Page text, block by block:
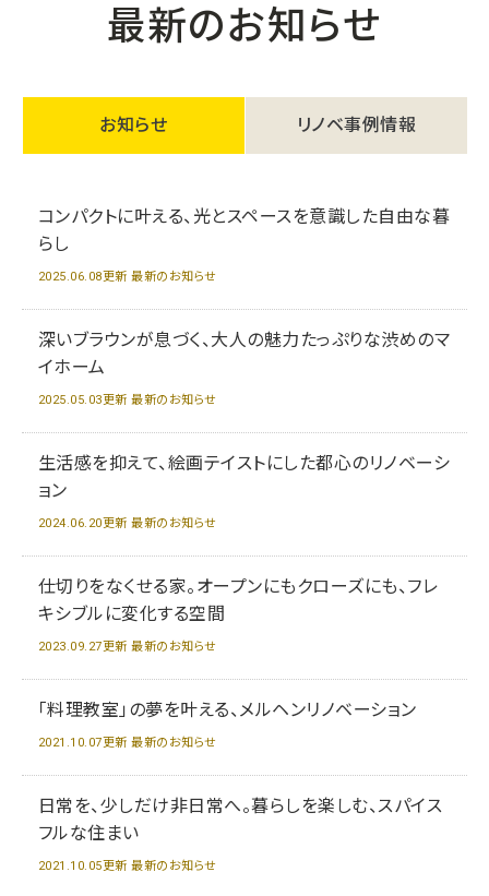
最新のお知らせ
お知らせ リノベ事例情報
コンパクトに叶える、光とスペースを意識した自由な暮
らし
2025.06.08更新 最新のお知らせ
深いブラウンが息づく、大人の魅力たっぷりな渋めのマ
イホーム
2025.05.03更新 最新のお知らせ
生活感を抑えて、絵画テイストにした都心のリノベーシ
ョン
2024.06.20更新 最新のお知らせ
仕切りをなくせる家。オープンにもクローズにも、フレ
キシブルに変化する空間
2023.09.27更新 最新のお知らせ
「料理教室」の夢を叶える、メルヘンリノベーション
2021.10.07更新 最新のお知らせ
日常を、少しだけ非日常へ。暮らしを楽しむ、スパイス
フルな住まい
2021.10.05更新 最新のお知らせ